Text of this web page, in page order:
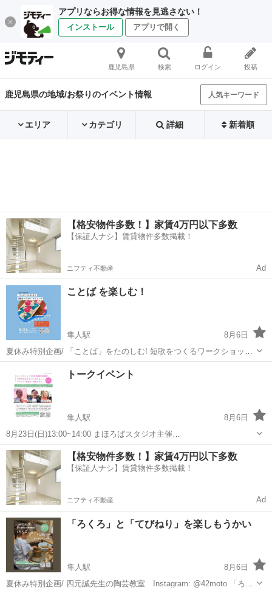
アプリならお得な情報を見逃さない！
インストール アプリで開く
鹿児島県 検索 ログイン 投稿
鹿児島県の地域/お祭りのイベント情報 人気キーワード
エリア カテゴリ 詳細 新着順
【格安物件多数！】家賃4万円以下多数
【保証人ナシ】賃貸物件多数掲載！
ニフティ不動産 Ad
ことば を楽しむ！
隼人駅
8月6日
夏休み特別企画/ 「ことば」をたのしむ! 短歌をつくるワークショップ
を開催します。 霧島市出身で中央歌壇で活躍した浜田 到を顕彰し 短
歌文化の普及と継承する活動を行なっている 児玉久さんが講師を務め
霧島市 隼人駅 地域/お祭り
トークイベント
隼人駅
8月6日
8月23日(日)13:00~14:00 まほろばスタジオ主催
Instagram:@mahorobastudio トークイベント「自分のままでいいんだ
よ』」 ZOOM生配信サテライト鑑賞会開催します! トークゲス...
鹿児島 霧島市 隼人駅 地域/お祭り まほろば
【格安物件多数！】家賃4万円以下多数
【保証人ナシ】賃貸物件多数掲載！
ニフティ不動産 Ad
「ろくろ」と「てびねり」を楽しもうかい
隼人駅
8月6日
夏休み特別企画/ 四元誠先生の陶芸教室 Instagram: @42moto 「ろく